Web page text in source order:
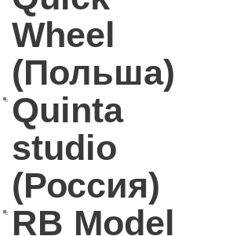
Wheel
(Польша)
Quinta
studio
(Россия)
RB Model